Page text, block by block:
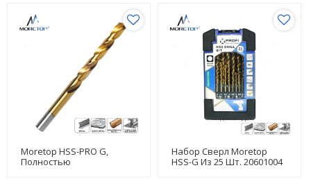
Moretop HSS-PRO G,
Полностью
Набор Сверл Moretop
HSS-G Из 25 Шт. 20601004